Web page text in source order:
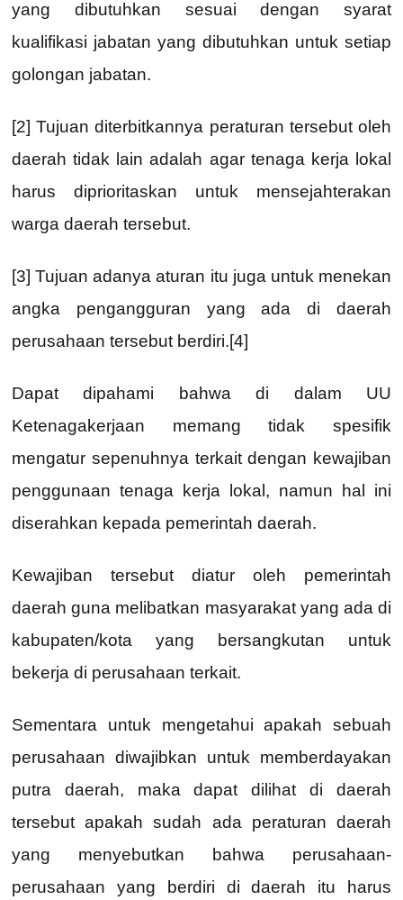
yang dibutuhkan sesuai dengan syarat
kualifikasi jabatan yang dibutuhkan untuk setiap
golongan jabatan.
[2] Tujuan diterbitkannya peraturan tersebut oleh
daerah tidak lain adalah agar tenaga kerja lokal
harus diprioritaskan untuk mensejahterakan
warga daerah tersebut.
[3] Tujuan adanya aturan itu juga untuk menekan
angka pengangguran yang ada di daerah
perusahaan tersebut berdiri.[4]
Dapat dipahami bahwa di dalam UU
Ketenagakerjaan memang tidak spesifik
mengatur sepenuhnya terkait dengan kewajiban
penggunaan tenaga kerja lokal, namun hal ini
diserahkan kepada pemerintah daerah.
Kewajiban tersebut diatur oleh pemerintah
daerah guna melibatkan masyarakat yang ada di
kabupaten/kota yang bersangkutan untuk
bekerja di perusahaan terkait.
Sementara untuk mengetahui apakah sebuah
perusahaan diwajibkan untuk memberdayakan
putra daerah, maka dapat dilihat di daerah
tersebut apakah sudah ada peraturan daerah
yang menyebutkan bahwa perusahaan-
perusahaan yang berdiri di daerah itu harus